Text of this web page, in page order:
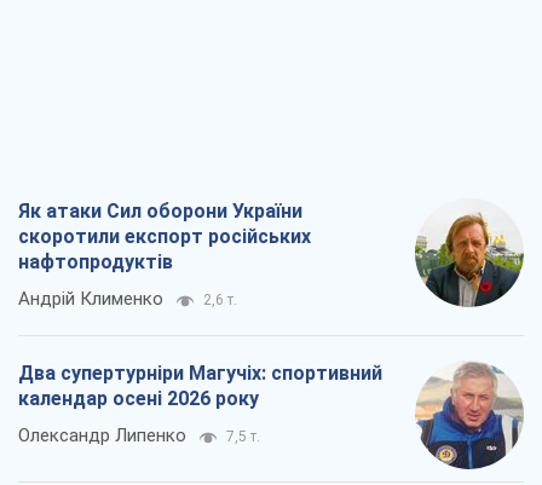
Як атаки Сил оборони України
скоротили експорт російських
нафтопродуктів
Андрій Клименко 2,6 т.
Два супертурніри Магучіх: спортивний
календар осені 2026 року
Олександр Липенко 7,5 т.